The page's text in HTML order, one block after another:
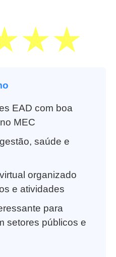
EAD com boa
MEC
saúde e
organizado
e atividades
para
setores públicos e